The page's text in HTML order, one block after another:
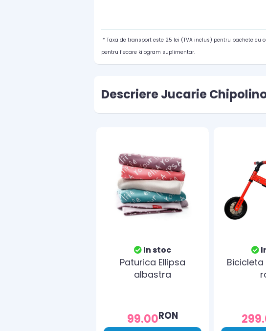
* Taxa de transport este 25 lei (TVA inclus) pentru pachete cu
pentru fiecare kilogram suplimentar.
Descriere Jucarie
In stoc
Paturica Ellipsa
albastra
99.00RON
Bicicleta